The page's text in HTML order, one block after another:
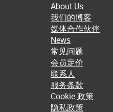
About Us
我们的博客
媒体合作伙伴
News
常见问题
会员定价
联系人
服务条款
Cookie 政策
隐私政策